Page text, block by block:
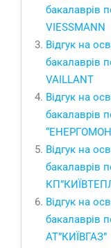
бакалаврів
VIESSMANN
Відгук на
бакалаврів
VAILLANT
Відгук на
бакалаврів
Відгук на
бакалаврів
Відгук на
бакалаврів
АТ”КИЇВГАЗ”